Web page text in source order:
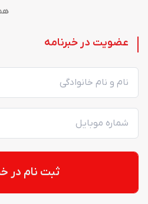
عضویت در خبرنامه
ثبت نام در